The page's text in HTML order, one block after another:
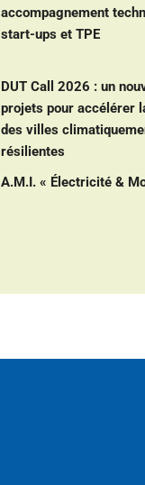
accompagnement
start-ups et TPE
DUT Call 2026 : un
projets pour accélérer
des villes
résilientes
A.M.I. « Électricité &